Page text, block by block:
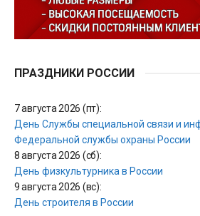
ПРАЗДНИКИ РОССИИ
7 августа 2026 (пт):
День Службы специальной связи и
Федеральной службы охраны России
8 августа 2026 (сб):
День физкультурника в России
9 августа 2026 (вс):
День строителя в России